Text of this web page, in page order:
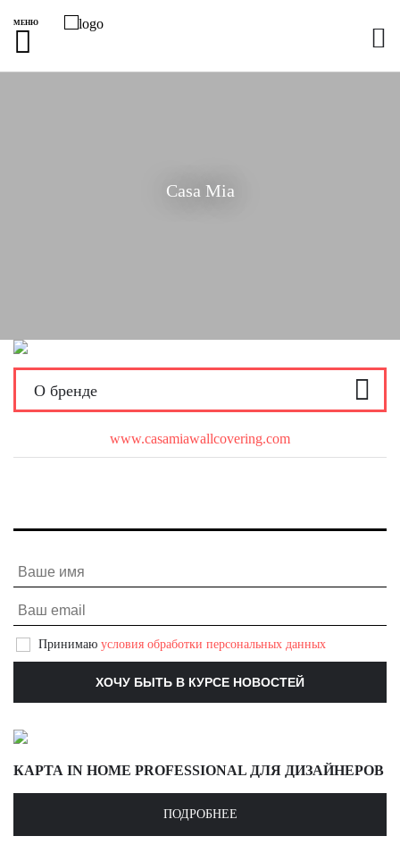
МЕНЮ
Casa Mia
О бренде
www.casamiawallcovering.com
Принимаю условия обработки персональных данных
КАРТА IN HOME PROFESSIONAL ДЛЯ ДИЗАЙНЕРОВ
ПОДРОБНЕЕ